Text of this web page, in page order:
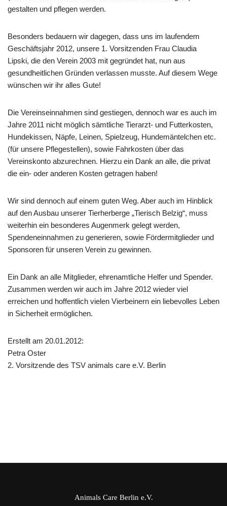
gestalten und pflegen werden.
Besonders bedauern wir dagegen, dass uns im laufendem
Geschäftsjahr 2012, unsere 1. Vorsitzenden Frau Claudia
Lipski, die den Verein 2003 mit gegründet hat, nun aus
gesundheitlichen Gründen verlassen musste. Auf diesem Wege
wünschen wir ihr alles Gute!
Die Vereinseinnahmen sind gestiegen, dennoch war es auch im
Jahre 2011 nicht möglich sämtliche Tierarzt- und Futterkosten,
Hundekissen, Näpfe, Leinen, Spielzeug, Hundemäntelchen etc.
(für unsere Pflegestellen), sowie Fahrkosten über das
Vereinskonto abzurechnen. Hierzu ein Dank an alle, die privat
die ein- oder anderen Kosten getragen haben!
Wir sind dennoch auf einem guten Weg. Aber auch im Hinblick
auf den Ausbau unserer Tierherberge „Tierisch Belzig“, muss
weiterhin ein besonderes Augenmerk gelegt werden,
Spendeneinnahmen zu generieren, sowie Fördermitglieder und
Sponsoren für unseren Verein zu gewinnen.
Ein Dank an alle Mitglieder, ehrenamtliche Helfer und Spender.
Zusammen werden wir auch im Jahre 2012 wieder viel
erreichen und hoffentlich vielen Vierbeinern ein liebevolles Leben
in Sicherheit ermöglichen.
Erstellt am 20.01.2012:
Petra Oster
2. Vorsitzende des TSV animals care e.V. Berlin
Animals Care Berlin e.V.